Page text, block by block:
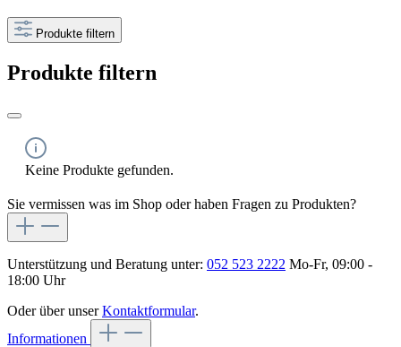
Produkte filtern
Produkte filtern
Keine Produkte gefunden.
Sie vermissen was im Shop oder haben Fragen zu Produkten?
Unterstützung und Beratung unter: 052 523 2222 Mo-Fr, 09:00 -
18:00 Uhr
Oder über unserKontaktformular.
Informationen